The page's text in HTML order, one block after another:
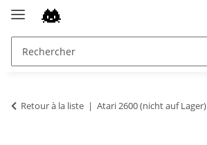
Retour à la liste Atari 2600 (nicht auf Lager)